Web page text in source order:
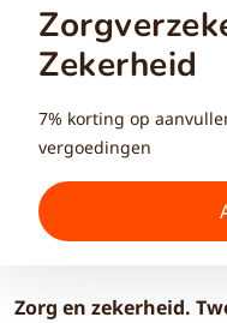
Zekerheid
7% korting op
vergoedingen
Zorg en zekerheid.